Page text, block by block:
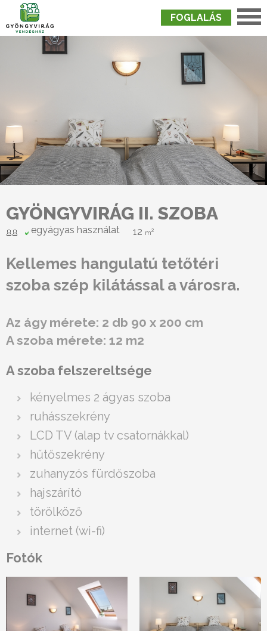
FOGLALÁS
Szobák
GYÖNGYVIRÁG II. SZOBA
egyágyas használat 12 m2
Kellemes hangulatú tetőtéri
szoba szép kilátással a városra.
Az ágy mérete: 2 db 90 x 200 cm
A szoba mérete: 12 m2
A szoba felszereltsége
kényelmes 2 ágyas szoba
ruhásszekrény
LCD TV (alap tv csatornákkal)
hűtőszekrény
zuhanyzós fürdőszoba
hajszárító
törölköző
internet (wi-fi)
Fotók